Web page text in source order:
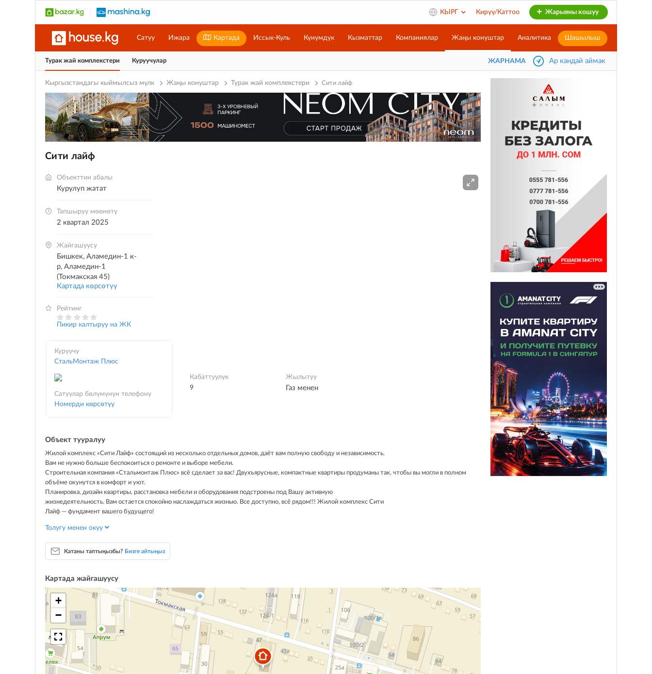
КЫРГ Кирүү/Каттоо Жарыяны кошуу
Сатуу Ижара Картада Иссык-Куль Күнүмдүк Кызматтар Компаниялар Жаңы конуштар Аналитика Шашылыш
Турак жай комплекстери Куруучулар ЖАРНАМА Ар кандай аймак
Кыргызстандагы кыймылсыз мүлк Жаңы конуштар Турак жай комплекстери Сити лайф
Сити лайф
Объекттин абалы
курулуп жатат
Тапшыруу мөөнөтү
2 квартал 2025
Жайгашуусу
Бишкек, Аламедин-1 к-
р, Аламедин-1
(Токмакская 45)
Картада көрсөтүү
Рейтинг
Пикир калтыруу на ЖК
Куруучу
СтальМонтаж Плюс
Сатуулар бөлүмүнүн телефону
Номерди көрсөтүү
Кабаттуулук
9
Жылытуу
газ менен
Объект тууралуу
Жилой комплекс «Сити Лайф» состоящий из несколько отдельных домов, даёт вам полную свободу и независимость.
Вам не нужно больше беспокоиться о ремонте и выборе мебели.
Строительная компания «Стальмонтаж Плюс» всё сделает за вас! Двухъярусные, компактные квартиры продуманы так, чтобы вы могли в полном
объёме окунутся в комфорт и уют.
Планировка, дизайн квартиры, расстановка мебели и оборудования подстроены под Вашу активную
жизнедеятельность. Вам остается спокойно наслаждаться жизнью. Все доступно, всё рядом!!! Жилой комплекс Сити
Лайф — фундамент вашего будущего!
Двухъярусные квартиры с новым ремонтом и мебелью
Газовое отопление
Центральное водоснабжение
Наземный паркинг
Детские площадки
Рядом расположены: Детские сады, школы, различные мед.учреждения и
Толугу менен окуу
Катаны таптыңызбы? Бизге айтыңыз
Картада жайгашуусу
+
−